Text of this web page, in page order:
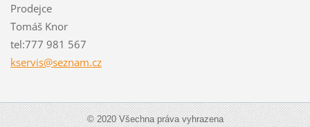
Prodejce
Tomáš Knor
tel:777 981 567
kservis@seznam.cz
© 2020 Všechna práva vyhrazena